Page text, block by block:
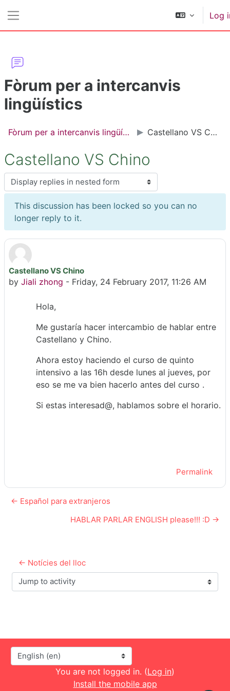
Log
Fòrum per a intercanvis
lingüístics
Fòrum per a intercanvis lingüístics Castellano VS Chino
Castellano VS Chino
Display mode
This discussion has been locked so you can no
longer reply to it.
Castellano VS Chino
by Jiali zhong - Friday, 24 February 2017, 11:26 AM
Number of replies: 0
Hola,
Me gustaría hacer intercambio de hablar entre
Castellano y Chino.
Ahora estoy haciendo el curso de quinto
intensivo a las 16h desde lunes al jueves, por
eso se me va bien hacerlo antes del curso .
Si estas interesad@, hablamos sobre el horario.
Permalink
← Español para extranjeros
HABLAR PARLAR ENGLISH please!!! :D →
← Notícies del lloc
Jump to activity
Language
You are not logged in. (Log in)
Install the mobile app